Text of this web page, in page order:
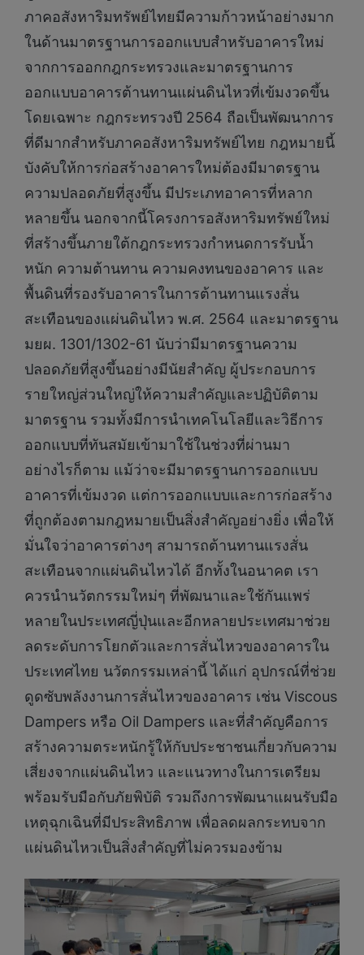
ภาคอสังหาริมทรัพย์ไทยมีความก้าวหน้าอย่างมาก
ในด้านมาตรฐานการออกแบบสำหรับอาคารใหม่
จากการออกกฎกระทรวงและมาตรฐานการ
ออกแบบอาคารต้านทานแผ่นดินไหวที่เข้มงวดขึ้น
โดยเฉพาะ กฎกระทรวงปี 2564 ถือเป็นพัฒนาการ
ที่ดีมากสำหรับภาคอสังหาริมทรัพย์ไทย กฎหมายนี้
บังคับให้การก่อสร้างอาคารใหม่ต้องมีมาตรฐาน
ความปลอดภัยที่สูงขึ้น มีประเภทอาคารที่หลาก
หลายขึ้น นอกจากนี้โครงการอสังหาริมทรัพย์ใหม่
ที่สร้างขึ้นภายใต้กฎกระทรวงกำหนดการรับน้ำ
หนัก ความต้านทาน ความคงทนของอาคาร และ
พื้นดินที่รองรับอาคารในการต้านทานแรงสั่น
สะเทือนของแผ่นดินไหว พ.ศ. 2564 และมาตรฐาน
มยผ. 1301/1302-61 นับว่ามีมาตรฐานความ
ปลอดภัยที่สูงขึ้นอย่างมีนัยสำคัญ ผู้ประกอบการ
รายใหญ่ส่วนใหญ่ให้ความสำคัญและปฏิบัติตาม
มาตรฐาน รวมทั้งมีการนำเทคโนโลยีและวิธีการ
ออกแบบที่ทันสมัยเข้ามาใช้ในช่วงที่ผ่านมา
อย่างไรก็ตาม แม้ว่าจะมีมาตรฐานการออกแบบ
อาคารที่เข้มงวด แต่การออกแบบและการก่อสร้าง
ที่ถูกต้องตามกฎหมายเป็นสิ่งสำคัญอย่างยิ่ง เพื่อให้
มั่นใจว่าอาคารต่างๆ สามารถต้านทานแรงสั่น
สะเทือนจากแผ่นดินไหวได้ อีกทั้งในอนาคต เรา
ควรนำนวัตกรรมใหม่ๆ ที่พัฒนาและใช้กันแพร่
หลายในประเทศญี่ปุ่นและอีกหลายประเทศมาช่วย
ลดระดับการโยกตัวและการสั่นไหวของอาคารใน
ประเทศไทย นวัตกรรมเหล่านี้ ได้แก่ อุปกรณ์ที่ช่วย
ดูดซับพลังงานการสั่นไหวของอาคาร เช่น Viscous
Dampers หรือ Oil Dampers และที่สำคัญคือการ
สร้างความตระหนักรู้ให้กับประชาชนเกี่ยวกับความ
เสี่ยงจากแผ่นดินไหว และแนวทางในการเตรียม
พร้อมรับมือกับภัยพิบัติ รวมถึงการพัฒนาแผนรับมือ
เหตุฉุกเฉินที่มีประสิทธิภาพ เพื่อลดผลกระทบจาก
แผ่นดินไหวเป็นสิ่งสำคัญที่ไม่ควรมองข้าม